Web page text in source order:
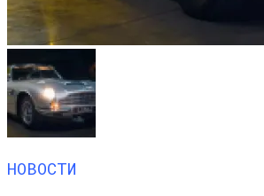
НОВОСТИ